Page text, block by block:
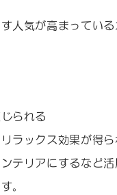
人気が高まってい
られる
ラックス効果が得ら
テリアにするなど
。